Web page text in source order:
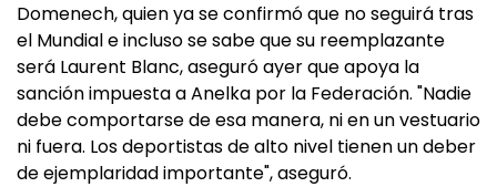
Domenech, quien ya se confirmó que no seguirá tras
el Mundial e incluso se sabe que su reemplazante
será Laurent Blanc, aseguró ayer que apoya la
sanción impuesta a Anelka por la Federación. "Nadie
debe comportarse de esa manera, ni en un vestuario
ni fuera. Los deportistas de alto nivel tienen un deber
de ejemplaridad importante", aseguró.